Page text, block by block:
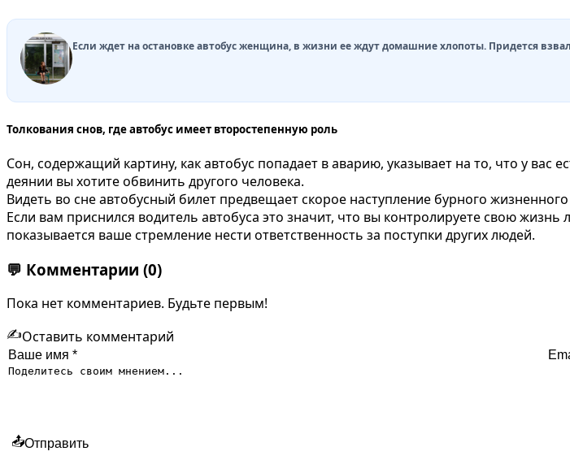
Если ждет на остановке автобус женщина, в жизни ее ждут домашние хлопоты. Придется
Толкования снов, где автобус имеет второстепенную роль
Сон, содержащий картину, как автобус попадает в аварию, указывает на то, что у
деянии вы хотите обвинить другого человека.
Видеть во сне автобусный билет предвещает скорое наступление бурного
Если вам приснился водитель автобуса это значит, что вы контролируете свою
показывается ваше стремление нести ответственность за поступки других людей.
💬 Комментарии (0)
Пока нет комментариев. Будьте первым!
✍️Оставить комментарий
📤Отправить